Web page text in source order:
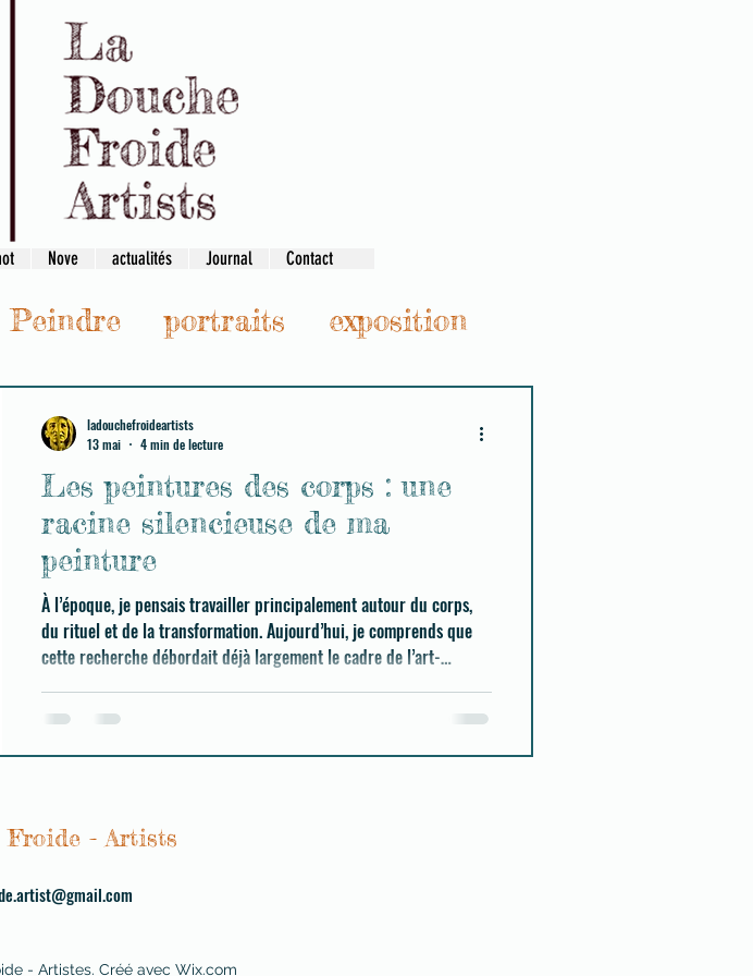
Nove actualités Journal Contact
Peindre portraits exposition
Les peintures des corps : une
racine silencieuse de ma
peinture
À l’époque, je pensais travailler principalement autour du corps,
du rituel et de la transformation. Aujourd’hui, je comprends que
cette recherche débordait déjà largement le cadre de l’art-
dont une image, une matière ou une présence peuvent transformer
ladouchefroideartists
13 mai
4 min de lecture
- Artists
- Artistes. Créé avec Wix.com